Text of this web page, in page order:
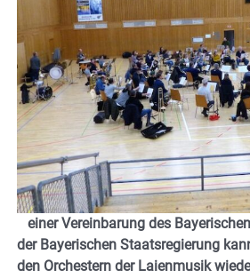
einer Vereinbarung des
der Bayerischen Staatsregierung
den Orchestern der Laienmusik